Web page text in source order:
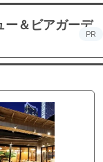
ー＆ビアガーデ
PR